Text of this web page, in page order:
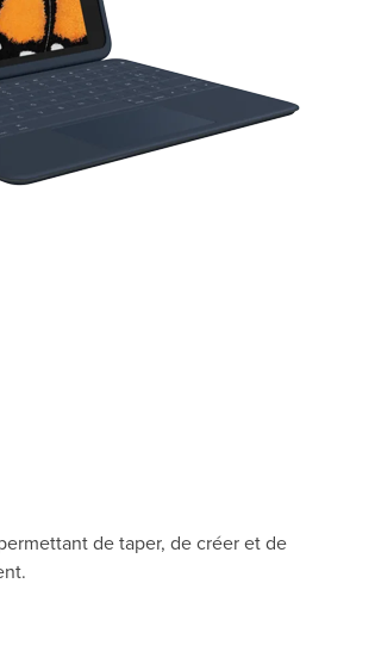
de taper, de créer et de